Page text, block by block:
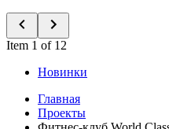
Item 1 of 12
Новинки
Главная
Проекты